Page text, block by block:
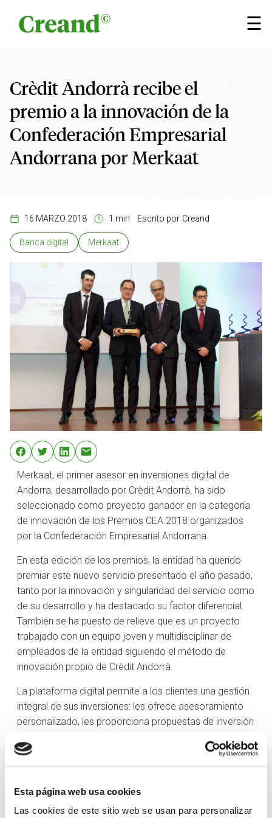
Esta página web usa cookies
Las cookies de este sitio web se usan para personalizar
☰
×
Crèdit Andorrà recibe el
premio a la innovación de la
Confederación Empresarial
Andorrana por Merkaat
16 MARZO 2018 1 min Escrito por Creand
Banca digital Merkaat
Merkaat, el primer asesor en inversiones digital de
Andorra, desarrollado por Crèdit Andorrà, ha sido
seleccionado como proyecto ganador en la categoría
de innovación de los Premios CEA 2018 organizados
por la Confederación Empresarial Andorrana.
En esta edición de los premios, la entidad ha querido
premiar este nuevo servicio presentado el año pasado,
tanto por la innovación y singularidad del servicio como
de su desarrollo y ha destacado su factor diferencial.
También se ha puesto de relieve que es un proyecto
trabajado con un equipo joven y multidisciplinar de
empleados de la entidad siguiendo el método de
innovación propio de Crèdit Andorrà.
La plataforma digital permite a los clientes una gestión
integral de sus inversiones: les ofrece asesoramiento
personalizado, les proporciona propuestas de inversión
vez les permite ejecutar inmediatamente órdenes de
compra y venta de fondos de inversión custodiados
digital híbrido: incorpora los beneficios y la eficiencia de
los servicios automatizados de la era digital, a la vez